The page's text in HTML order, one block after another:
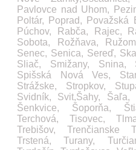
Pavlovce nad Uhom,
Poltár, Poprad, Považská
Púchov, Rabča, Rajec,
Sobota, Rožňava,
Senec, Senica, Sereď,
Sliač, Smižany, Snina,
Spišská Nová Ves,
Strážske, Stropkov,
Svidník, Svit,Šahy,
Šenkvice, Šoporňa,
Terchová, Tisovec,
Trebišov, Trenčianske
Trstená, Turany,